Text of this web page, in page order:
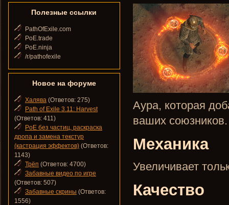
Аура, которая
ваших союзников.
Механика
Увеличивает
Качество
Полезные ссылки
PathOfExile.com
PoE.trade
PoE.ninja
/r/pathofexile
Новое на форуме
Халява (Ответов: 275)
Path of Exile 3.11: Harvest
(Ответов: 411)
PoE без частиц, раскраска
дропа и замена текстур
(кастрация эффектов) (Ответов:
1143)
Трёп (Ответов: 4700)
Забавные видео по игре
(Ответов: 507)
Забавные скрины (Ответов:
1556)